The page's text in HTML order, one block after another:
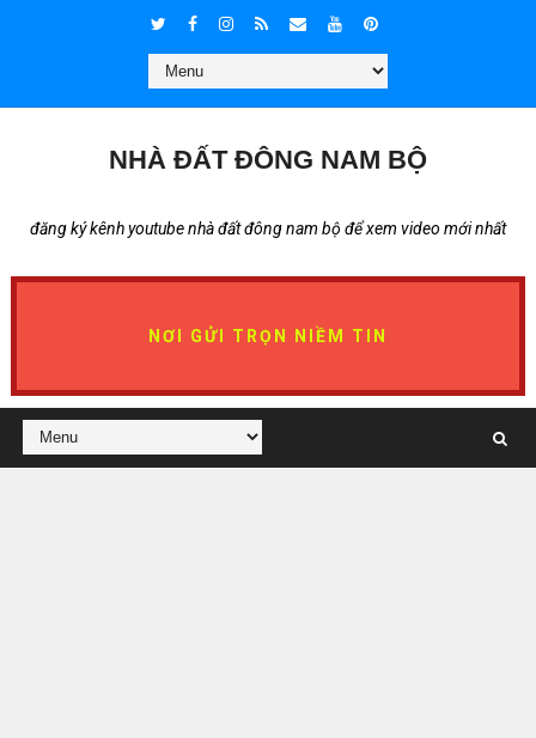
NHÀ ĐẤT ĐÔNG NAM BỘ
đăng ký kênh youtube nhà đất đông nam bộ để xem video mới nhất
NƠI GỬI TRỌN NIỀM TIN